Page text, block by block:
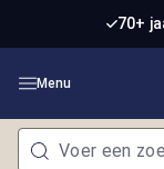
Ga naar de 70+
Menu